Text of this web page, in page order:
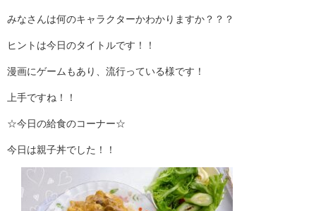
みなさんは何のキャラクターかわかりますか？？？
ヒントは今日のタイトルです！！
漫画にゲームもあり、流行っている様です！
上手ですね！！
☆今日の給食のコーナー☆
今日は親子丼でした！！